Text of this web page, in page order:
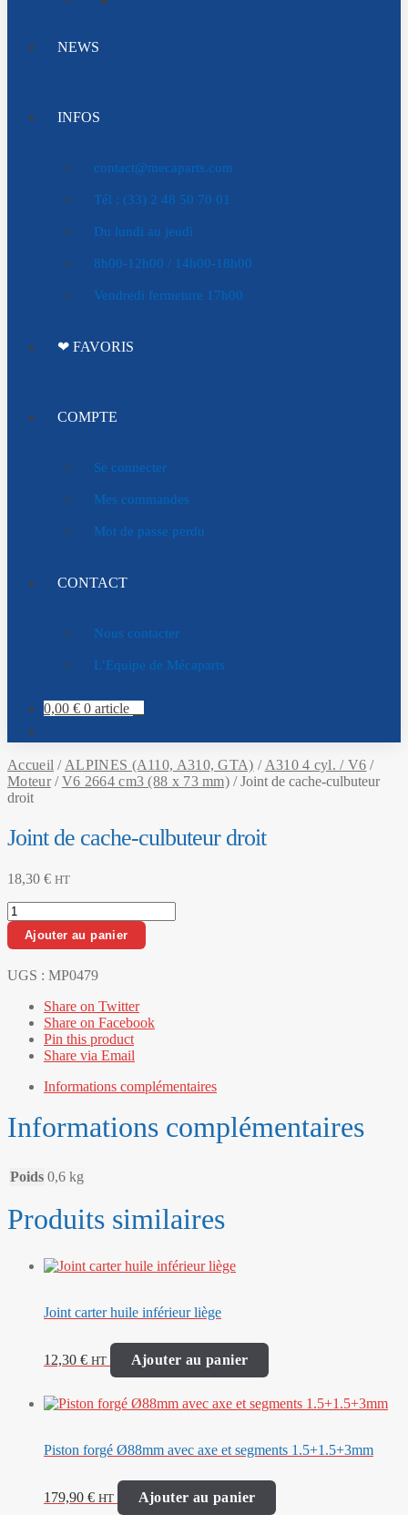
NEWS
INFOS
contact@mecaparts.com
Tél : (33) 2 48 50 70 01
Du lundi au jeudi
8h00-12h00 / 14h00-18h00
Vendredi fermeture 17h00
❤ FAVORIS
COMPTE
Se connecter
Mes commandes
Mot de passe perdu
CONTACT
Nous contacter
L’Equipe de Mécaparts
0,00 € 0 article
Accueil / ALPINES (A110, A310, GTA) / A310 4 cyl. / V6 /
Moteur/V6 2664 cm3 (88 x 73 mm) /Joint de cache-culbuteur
droit
Joint de cache-culbuteur droit
18,30 € HT
quantité
de
Joint
cache-
droit
Ajouter au panier
UGS : MP0479
Share on Twitter
Share on Facebook
Pin this product
Share via Email
Informations complémentaires
Informations complémentaires
Poids 0,6 kg
Produits similaires
Joint carter huile inférieur liège
12,30 € HT Ajouter au panier
Piston forgé Ø88mm avec axe et segments 1.5+1.5+3mm
179,90 € HT Ajouter au panier